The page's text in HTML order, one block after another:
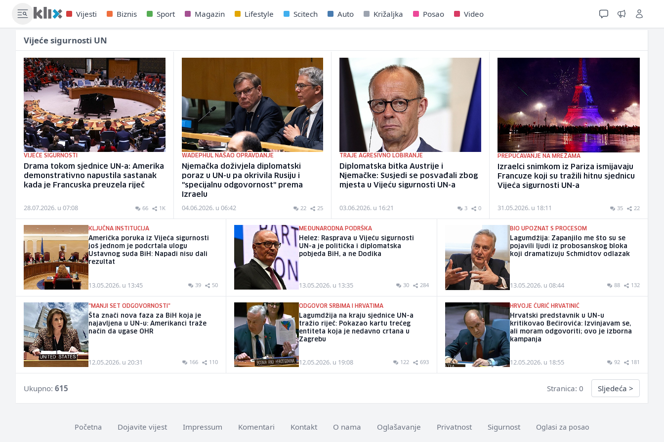
Vijesti Biznis Sport Magazin Lifestyle Scitech Auto Križaljka Posao Video
Vijeće sigurnosti UN
VIJEĆE SIGURNOSTI
Drama tokom sjednice UN-a: Amerika
demonstrativno napustila sastanak
kada je Francuska preuzela riječ
28.07.2026. u 07:08 66 1K
WADEPHUL NAŠAO OPRAVDANJE
Njemačka doživjela diplomatski
poraz u UN-u pa okrivila Rusiju i
"specijalnu odgovornost" prema
Izraelu
04.06.2026. u 06:42 22 25
TRAJE AGRESIVNO LOBIRANJE
Diplomatska bitka Austrije i
Njemačke: Susjedi se posvađali zbog
mjesta u Vijeću sigurnosti UN-a
03.06.2026. u 16:21 3 0
PREPUCAVANJE NA MREŽAMA
Izraelci snimkom iz Pariza ismijavaju
Francuze koji su tražili hitnu sjednicu
Vijeća sigurnosti UN-a
31.05.2026. u 18:11 35 22
KLJUČNA INSTITUCIJA
Američka poruka iz Vijeća sigurnosti
još jednom je podcrtala ulogu
Ustavnog suda BiH: Napadi nisu dali
rezultat
13.05.2026. u 13:45 39 50
MEĐUNARODNA PODRŠKA
Helez: Rasprava u Vijeću sigurnosti
UN-a je politička i diplomatska
pobjeda BiH, a ne Dodika
13.05.2026. u 13:35 30 284
BIO UPOZNAT S PROCESOM
Lagumdžija: Zapanjilo me što su se
pojavili ljudi iz probosanskog bloka
koji dramatizuju Schmidtov odlazak
13.05.2026. u 08:44 88 132
"MANJI SET ODGOVORNOSTI"
Šta znači nova faza za BiH koja je
najavljena u UN-u: Amerikanci traže
način da ugase OHR
12.05.2026. u 20:31 166 110
ODGOVOR SRBIMA I HRVATIMA
Lagumdžija na kraju sjednice UN-a
tražio riječ: Pokazao kartu trećeg
entiteta koja je nedavno crtana u
Zagrebu
12.05.2026. u 19:08 122 693
HRVOJE ĆURIĆ HRVATINIĆ
Hrvatski predstavnik u UN-u
kritikovao Bećirovića: Izvinjavam se,
ali moram odgovoriti; ovo je izborna
kampanja
12.05.2026. u 18:55 92 181
Ukupno: 615 Stranica: 0 Sljedeća >
Početna Dojavite vijest Impressum Komentari Kontakt O nama Oglašavanje Privatnost Sigurnost Oglasi za posao